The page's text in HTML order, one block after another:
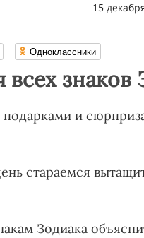
15
Одноклассники
знаков
и
стараемся
Зодиака